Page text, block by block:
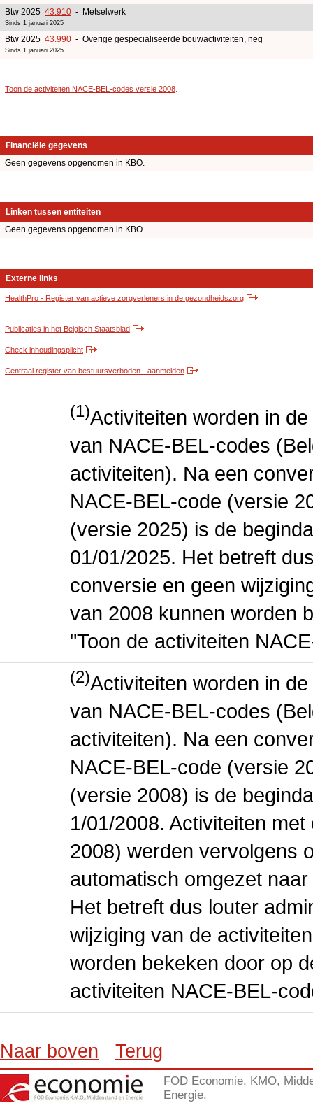
Btw 2025 43.910 - Metselwerk
Sinds 1 januari 2025
Btw 2025 43.990 - Overige gespecialiseerde bouwactiviteiten, neg
Sinds 1 januari 2025
Toon de activiteiten NACE-BEL-codes versie 2008
Financiële gegevens
Geen gegevens opgenomen in KBO.
Linken tussen entiteiten
Geen gegevens opgenomen in KBO.
Externe links
HealthPro - Register van actieve zorgverleners in de gezondheidszorg
Publicaties in het Belgisch Staatsblad
Check inhoudingsplicht
Centraal register van bestuursverboden - aanmelden
(1)Activiteiten worden in
van NACE-BEL-codes
activiteiten). Na een
NACE-BEL-code (versie
(versie 2025) is de
01/01/2025. Het betreft
conversie en geen
van 2008 kunnen worden
"Toon de activiteiten
(2)Activiteiten worden in
van NACE-BEL-codes
activiteiten). Na een
NACE-BEL-code (versie
(versie 2008) is de
1/01/2008. Activiteiten
2008) werden vervolgens
automatisch omgezet
Het betreft dus louter
wijziging van de
worden bekeken door op
activiteiten NACE-BEL-
Naar boven Terug
FOD Economie, KMO,
Energie.